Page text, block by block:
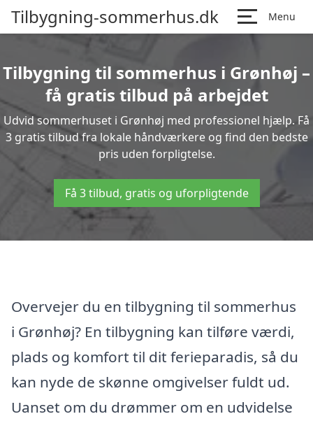
Tilbygning-sommerhus.dk Menu
Tilbygning til sommerhus i Grønhøj –
få gratis tilbud på arbejdet
Udvid sommerhuset i Grønhøj med professionel hjælp. Få
3 gratis tilbud fra lokale håndværkere og find den bedste
pris uden forpligtelse.
Få 3 tilbud, gratis og uforpligtende
Overvejer du en tilbygning til sommerhus
i Grønhøj? En tilbygning kan tilføre værdi,
plads og komfort til dit ferieparadis, så du
kan nyde de skønne omgivelser fuldt ud.
Uanset om du drømmer om en udvidelse